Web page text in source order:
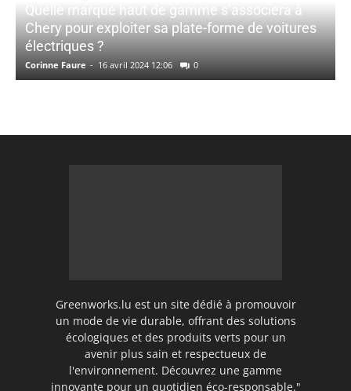
Quelle marque haut de gamme s’associera à
Chery pour exploiter sa plate-forme de voitures
électriques ?
Corinne Faure - 16 avril 2024 12:06 0
Greenworks.lu est un site dédié à promouvoir
un mode de vie durable, offrant des solutions
écologiques et des produits verts pour un
avenir plus sain et respectueux de
l'environnement. Découvrez une gamme
innovante pour un quotidien éco-responsable."